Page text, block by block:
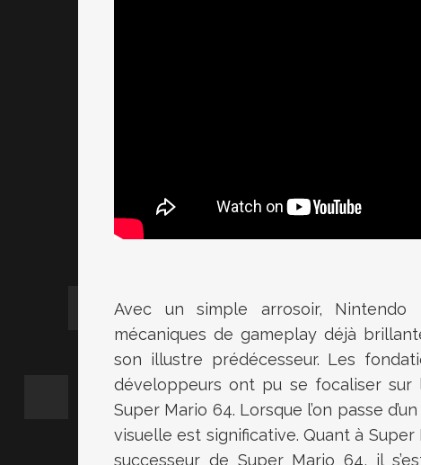
Avec un simple arrosoir,
mécaniques de gameplay déjà
son illustre prédécesseur. Les
développeurs ont pu se focaliser
Super Mario 64. Lorsque l’on passe
visuelle est significative. Quant à
successeur de Super Mario 64, il